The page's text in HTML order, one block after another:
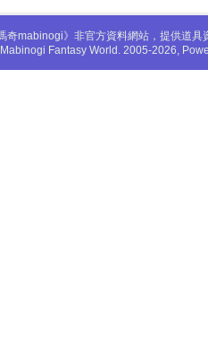
奇mabinogi》非官方資料網站，提供道
Fantasy World. 2005-2026,